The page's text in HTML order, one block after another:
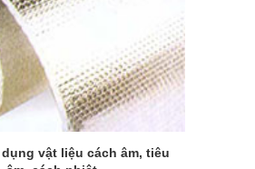
vật liệu cách âm, tiêu